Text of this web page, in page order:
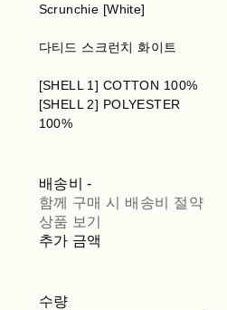
Scrunchie [White]
다티드 스크런치 화이트
[SHELL 1] COTTON 100%
[SHELL 2] POLYESTER
100%
배송비-
함께 구매 시 배송비 절약
상품 보기
추가 금액
수량